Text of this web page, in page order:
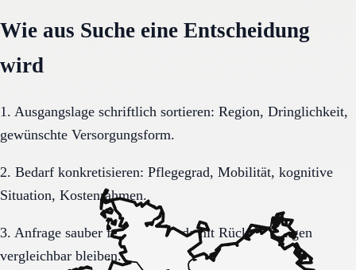
Wie aus Suche eine Entscheidung
wird
1. Ausgangslage schriftlich sortieren: Region, Dringlichkeit,
gewünschte Versorgungsform.
2. Bedarf konkretisieren: Pflegegrad, Mobilität, kognitive
Situation, Kostenrahmen.
3. Anfrage sauber formulieren, damit Rückmeldungen
vergleichbar bleiben.